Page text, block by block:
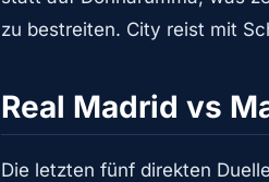
zu bestreiten. City reist mit
Real Madrid vs
Die letzten fünf direkten